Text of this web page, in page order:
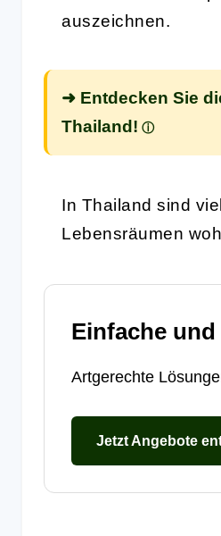
auszeichnen.
➜ Entdecken Sie
Thailand!
In Thailand sind
Lebensräumen
Einfache
Artgerechte
Jetzt Angebote